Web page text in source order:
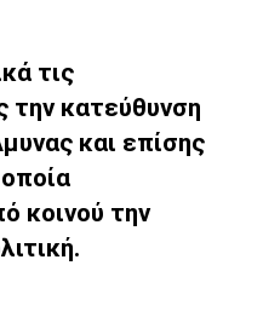
τις
την κατεύθυνση
και επίσης
κοινού την